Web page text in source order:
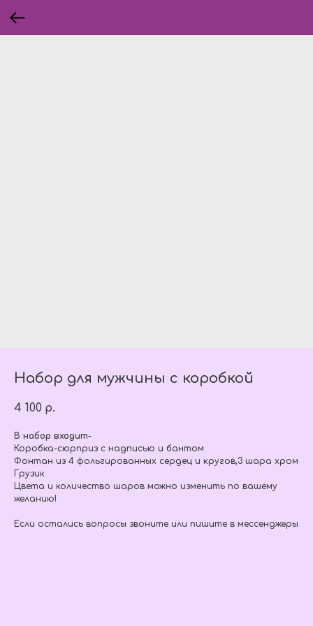
Набор для мужчины с коробкой
4 100 р.
В набор входит-
Коробка-сюрприз с надписью и бантом
Фонтан из 4 фольгированных сердец и кругов,3 шара хром
Грузик
Цвета и количество шаров можно изменить по вашему
желанию!
Если остались вопросы звоните или пишите в мессенджеры